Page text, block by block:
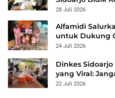
Terbuka Lawan
28 Juli 2026
Alfamidi
untuk Dukung
Kabupaten/Kota
24 Juli 2026
Dinkes
yang Viral:
Penanganan
22 Juli 2026